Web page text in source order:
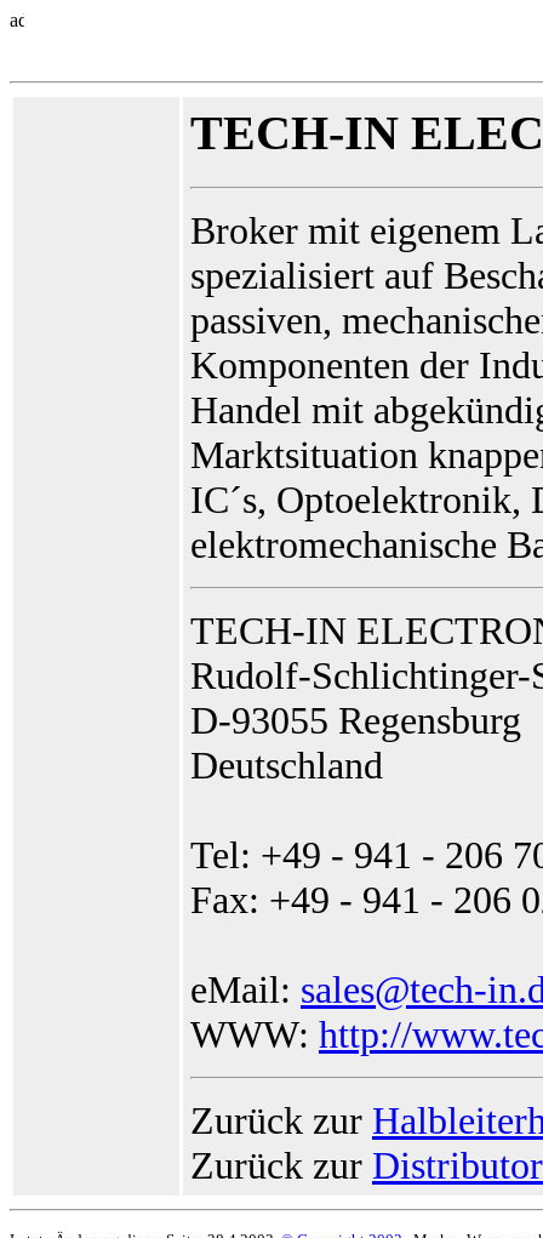
TECH-IN
Broker mit eigenem
spezialisiert auf
passiven,
Komponenten der
Handel mit
Marktsituation
IC´s, Optoelektronik,
elektromechanische
TECH-IN
Rudolf-Schlichtinger-
D-93055 Regensburg
Deutschland
Tel: +49 - 941 - 206
Fax: +49 - 941 - 206
eMail: sales@tech-
WWW: http://
Zurück zur
Zurück zur